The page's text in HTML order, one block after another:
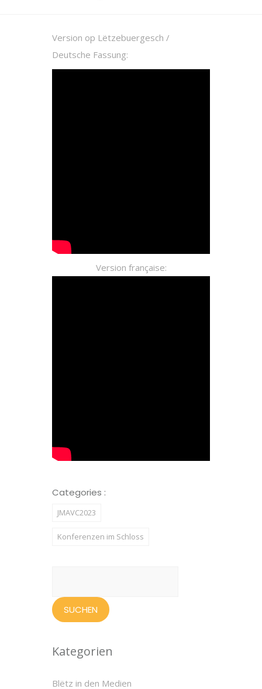
Version op Lëtzebuergesch /
Deutsche Fassung:
Version française:
Categories :
JMAVC2023
Konferenzen im Schloss
Kategorien
Blëtz in den Medien